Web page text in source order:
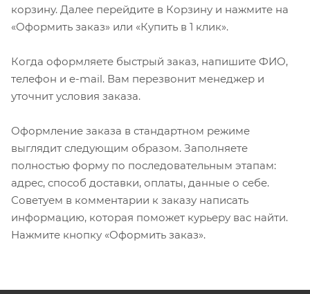
корзину. Далее перейдите в Корзину и нажмите на
«Оформить заказ» или «Купить в 1 клик».
Когда оформляете быстрый заказ, напишите ФИО,
телефон и e-mail. Вам перезвонит менеджер и
уточнит условия заказа.
Оформление заказа в стандартном режиме
выглядит следующим образом. Заполняете
полностью форму по последовательным этапам:
адрес, способ доставки, оплаты, данные о себе.
Советуем в комментарии к заказу написать
информацию, которая поможет курьеру вас найти.
Нажмите кнопку «Оформить заказ».